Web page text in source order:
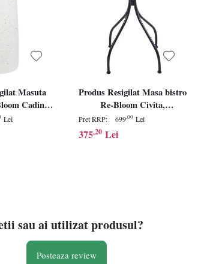
Masuta
Cadini,
fibra de
cm, 100 kg,
A
Lei
Produs Resigilat Masa bistro
Re-Bloom Civita,
fier/ceramica, 60x60x75 cm, 2
persoane, multicolor -
Verificat A
Pret RRP: 699,00 Lei
375,20 Lei
sau ai utilizat produsul?
Posteaza review